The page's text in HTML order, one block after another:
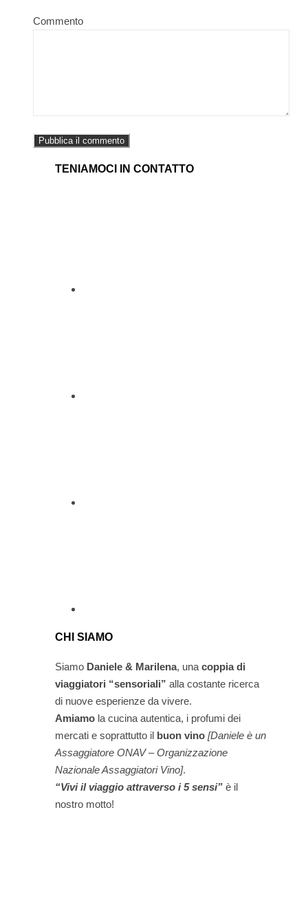
Commento
TENIAMOCI IN CONTATTO
CHI SIAMO
Siamo Daniele & Marilena, una coppia di
viaggiatori “sensoriali” alla costante ricerca
di nuove esperienze da vivere.
Amiamo la cucina autentica, i profumi dei
mercati e soprattutto il buon vino [Daniele è un
Assaggiatore ONAV – Organizzazione
Nazionale Assaggiatori Vino].
“Vivi il viaggio attraverso i 5 sensi” è il
nostro motto!